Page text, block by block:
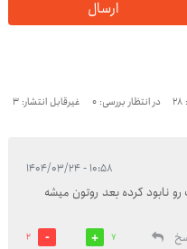
ارسال
در انتظار بررسی: 0 غیرقابل انتشار: 3
۱۰:۵۸ - ۱۴۰۴/۰۳/۲۴
نابود کرده بعد روتون میشه
7
2